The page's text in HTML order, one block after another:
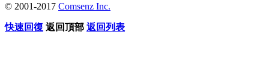
© 2001-2017 Comsenz Inc.
快速回復 返回頂部 返回列表